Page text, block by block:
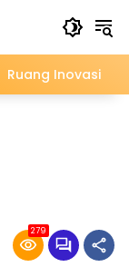
Ruang Inovasi
279